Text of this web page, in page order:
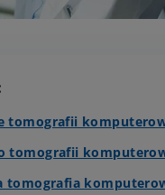
tomografii
tomografii
tomografia